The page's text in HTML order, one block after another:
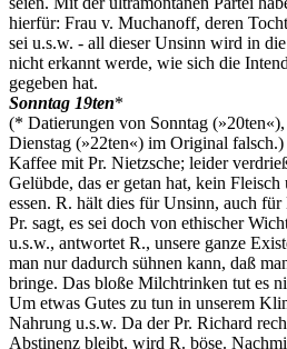
hierfür: Frau v. Muchanoff, deren
sei u.s.w. - all dieser Unsinn wird in
nicht erkannt werde, wie sich die
gegeben hat.
Sonntag 19ten*
(* Datierungen von Sonntag
Dienstag (»22ten«) im Original falsch.)
Kaffee mit Pr. Nietzsche; leider
Gelübde, das er getan hat, kein
essen. R. hält dies für Unsinn, auch
Pr. sagt, es sei doch von ethischer
u.s.w., antwortet R., unsere ganze
man nur dadurch sühnen kann, daß
bringe. Das bloße Milchtrinken tut es
Um etwas Gutes zu tun in unserem
Nahrung u.s.w. Da der Pr. Richard
Abstinenz bleibt, wird R. böse.